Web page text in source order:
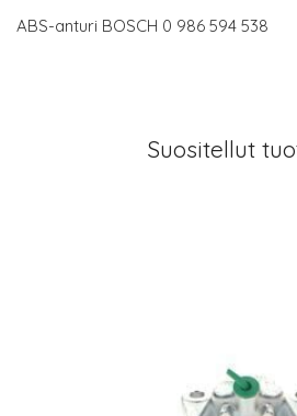
ABS-anturi BOSCH 0 986 594 538
Suositellut